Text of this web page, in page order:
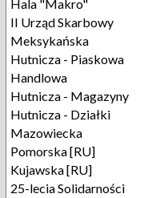
Hala "Makro"
II Urząd Skarbowy
Meksykańska
Hutnicza - Piaskowa
Handlowa
Hutnicza - Magazyny
Hutnicza - Działki
Mazowiecka
Pomorska [RU]
Kujawska [RU]
25-lecia Solidarności